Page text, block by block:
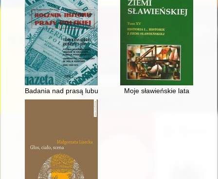
Badania nad prasą lubuską po roku 1989 = Studies of
Moje sławieńskie lata